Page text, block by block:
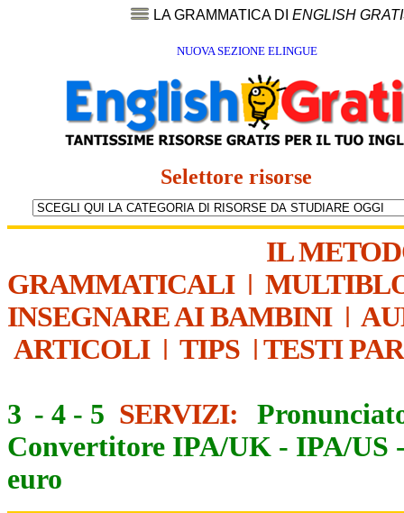
LA GRAMMATICA DI ENGLISH
NUOVA SEZIONE ELINGUE
Selettore risorse
IL
GRAMMATICALI|
INSEGNARE AI BAMBINI|
ARTICOLI| TIPS | TESTI
3 - 4 - 5 SERVIZI:
Convertitore IPA/UK - IPA/US
euro